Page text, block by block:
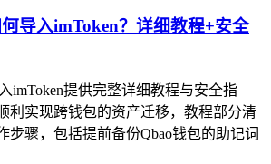
导入imToken？详细教程+安全
imToken提供完整详细教程与安全指
利实现跨钱包的资产迁移，教程部分清
步骤，包括提前备份Qbao钱包的助记词